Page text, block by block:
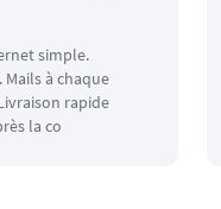
simple.
à chaque
rapide
la co